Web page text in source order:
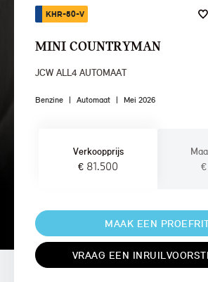
KHR-50-V
MINI COUNTRYMAN
JCW ALL4 AUTOMAAT
Benzine | Automaat | Mei 2026
Verkoopprijs
€ 81.500
MAAK EEN
VRAAG EEN